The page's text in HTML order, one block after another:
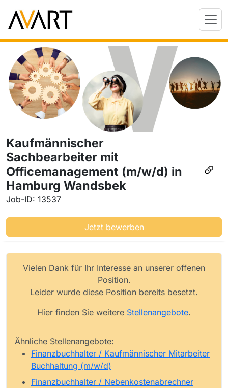
Kaufmännischer
Sachbearbeiter mit
Officemanagement (m/w/d) in
Hamburg Wandsbek
Job-ID: 13537
Jetzt bewerben
Vielen Dank für Ihr Interesse an unserer offenen
Position.
Leider wurde diese Position bereits besetzt.
Hier finden Sie weitere Stellenangebote.
Ähnliche Stellenangebote:
Finanzbuchhalter / Kaufmännischer Mitarbeiter
Buchhaltung (m/w/d)
Finanzbuchhalter / Nebenkostenabrechner